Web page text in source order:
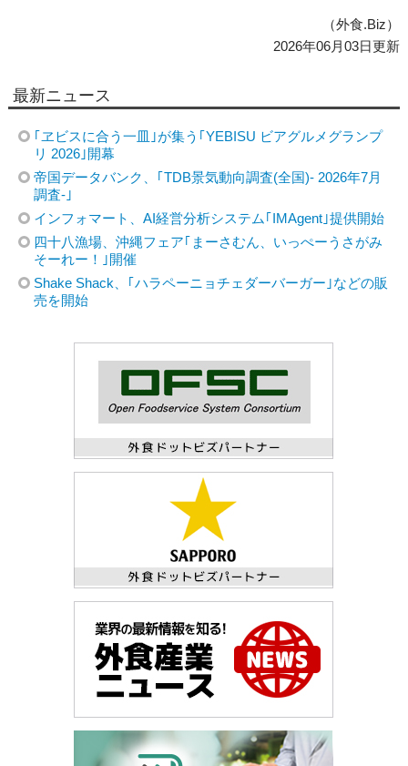
（外食.Biz）
2026年06月03日更新
最新ニュース
｢ヱビスに合う一皿｣が集う｢YEBISU ビアグルメグランプ
リ 2026｣開幕
帝国データバンク、｢TDB景気動向調査(全国)- 2026年7月
調査-｣
インフォマート、AI経営分析システム｢IMAgent｣提供開始
四十八漁場、沖縄フェア｢まーさむん、いっぺーうさがみ
そーれー！｣開催
Shake Shack、｢ハラペーニョチェダーバーガー｣などの販
売を開始